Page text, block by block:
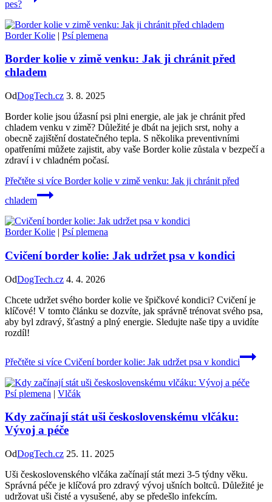
pes?
Border Kolie | Psí plemena
Border kolie v zimě venku: Jak ji chránit před
chladem
OdDogTech.cz 3. 8. 2025
Border kolie jsou úžasní psi plni energie, ale jak je chránit před
chladem venku v zimě? Důležité je dbát na jejich srst, nohy a
obecně zajištění dostatečného tepla. S několika preventivními
opatřeními můžete zajistit, aby vaše Border kolie zůstala v bezpečí a
zdraví i v chladném počasí.
Přečtěte si více Border kolie v zimě venku: Jak ji chránit před
chladem
Border Kolie | Psí plemena
Cvičení border kolie: Jak udržet psa v kondici
OdDogTech.cz 4. 4. 2026
Chcete udržet svého border kolie ve špičkové kondici? Cvičení je
klíčové! V tomto článku se dozvíte, jak správně trénovat svého psa,
aby byl zdravý, šťastný a plný energie. Sledujte naše tipy a uvidíte
rozdíl!
Přečtěte si více Cvičení border kolie: Jak udržet psa v kondici
Psí plemena | Vlčák
Kdy začínají stát uši československému vlčáku:
Vývoj a péče
OdDogTech.cz 25. 11. 2025
Uši československého vlčáka začínají stát mezi 3-5 týdny věku.
Správná péče je klíčová pro zdravý vývoj ušních boltců. Důležité je
udržovat uši čisté a vysušené, aby se předešlo infekcím.